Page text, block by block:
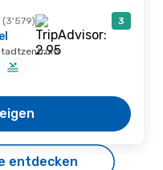
(3'579) 3
entdecken